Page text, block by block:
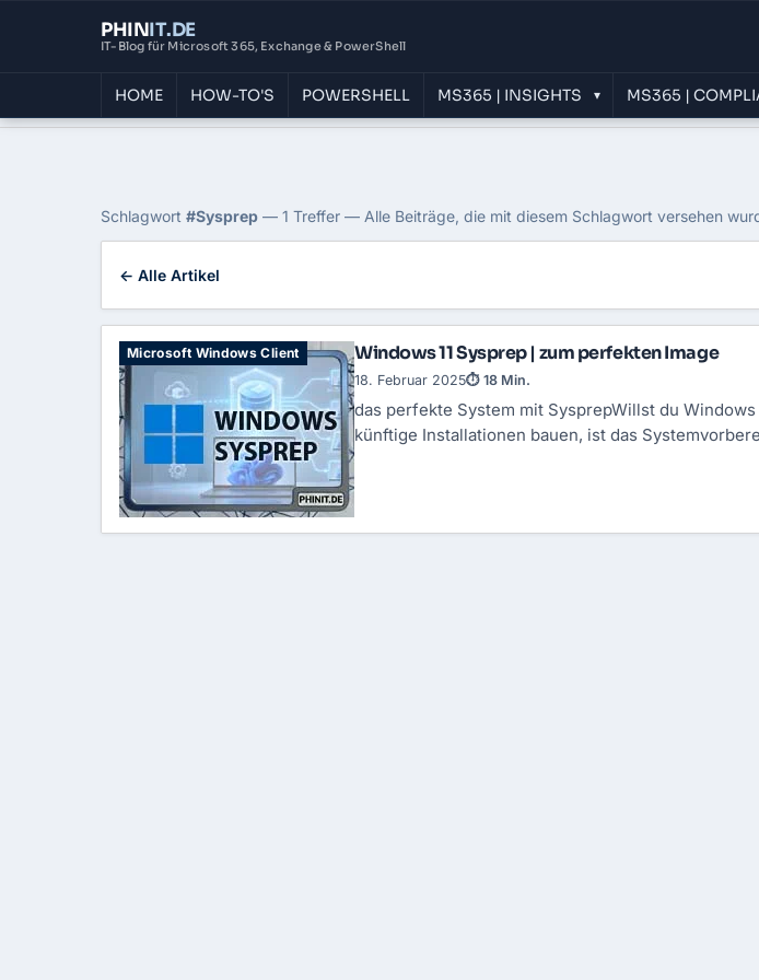
PHINIT.DE
IT-Blog für Microsoft 365, Exchange & PowerShell
HOME HOW-TO'S POWERSHELL MS365 | INSIGHTS ▾ MS365 |
Tag: Sysprep
Schlagwort #Sysprep — 1 Treffer — Alle Beiträge, die mit diesem Schlagwort versehen
← Alle Artikel
Microsoft Windows Client Windows 11 Sysprep | zum perfekten Image
das perfekte System mit SysprepWillst du
künftige Installationen bauen, ist das
18. Februar 2025⏱ 18 Min.